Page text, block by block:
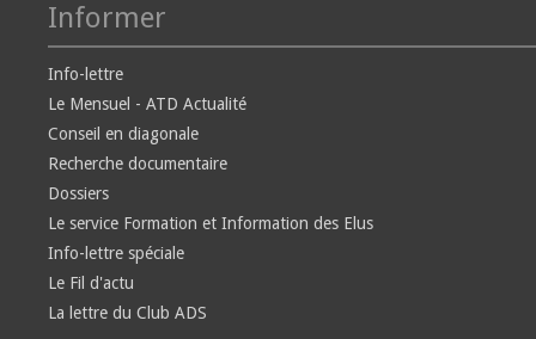
Informer
Info-lettre
Le Mensuel - ATD Actualité
Conseil en diagonale
Recherche documentaire
Dossiers
Le service Formation et Information des Elus
Info-lettre spéciale
Le Fil d'actu
La lettre du Club ADS